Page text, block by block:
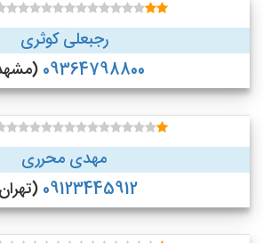
رجبعلی کوثری
09364798800
مهدی محرری
09123445912